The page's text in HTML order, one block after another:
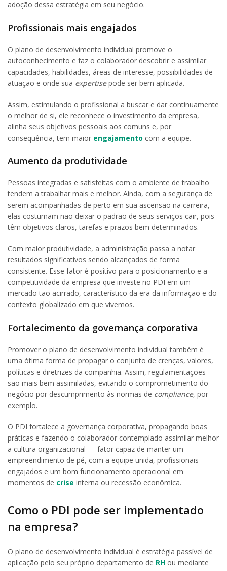
adoção dessa estratégia em seu negócio.
Profissionais mais engajados
O plano de desenvolvimento individual promove o
autoconhecimento e faz o colaborador descobrir e assimilar
capacidades, habilidades, áreas de interesse, possibilidades de
atuação e onde sua expertisepode ser bem aplicada.
Assim, estimulando o profissional a buscar e dar continuamente
o melhor de si, ele reconhece o investimento da empresa,
alinha seus objetivos pessoais aos comuns e, por
consequência, tem maior engajamento com a equipe.
Aumento da produtividade
Pessoas integradas e satisfeitas com o ambiente de trabalho
tendem a trabalhar mais e melhor. Ainda, com a segurança de
serem acompanhadas de perto em sua ascensão na carreira,
elas costumam não deixar o padrão de seus serviços cair, pois
têm objetivos claros, tarefas e prazos bem determinados.
Com maior produtividade, a administração passa a notar
resultados significativos sendo alcançados de forma
consistente. Esse fator é positivo para o posicionamento e a
competitividade da empresa que investe no PDI em um
mercado tão acirrado, característico da era da informação e do
contexto globalizado em que vivemos.
Fortalecimento da governança corporativa
Promover o plano de desenvolvimento individual também é
uma ótima forma de propagar o conjunto de crenças, valores,
políticas e diretrizes da companhia. Assim, regulamentações
são mais bem assimiladas, evitando o comprometimento do
negócio por descumprimento às normas de compliance, por
exemplo.
O PDI fortalece a governança corporativa, propagando boas
práticas e fazendo o colaborador contemplado assimilar melhor
a cultura organizacional — fator capaz de manter um
empreendimento de pé, com a equipe unida, profissionais
engajados e um bom funcionamento operacional em
momentos de crise interna ou recessão econômica.
Como o PDI pode ser implementado
na empresa?
O plano de desenvolvimento individual é estratégia passível de
aplicação pelo seu próprio departamento de RH ou mediante